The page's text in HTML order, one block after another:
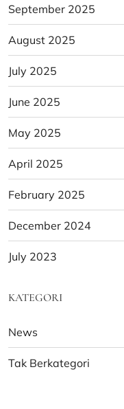
September 2025
August 2025
July 2025
June 2025
May 2025
April 2025
February 2025
December 2024
July 2023
KATEGORI
News
Tak Berkategori